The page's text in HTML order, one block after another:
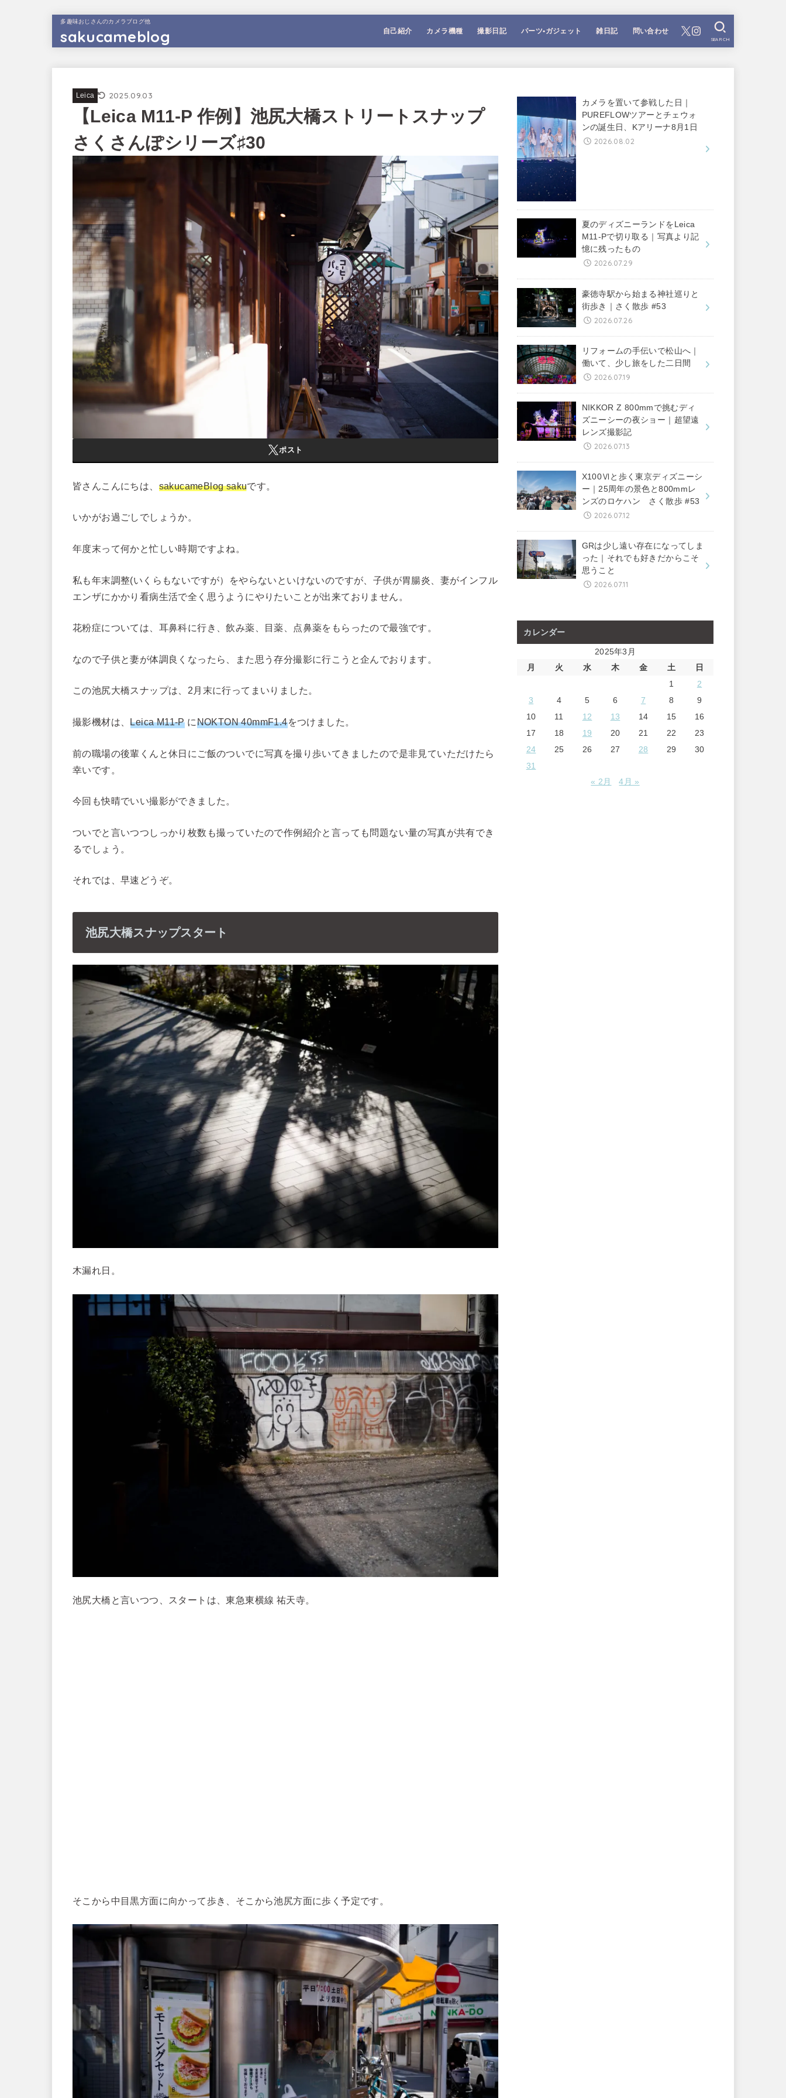
多趣味おじさんのカメラブログ他
sakucameblog 自己紹介 カメラ機種 撮影日記 パーツ•ガジェット 雑日記 問い合わせ
SEARCH
Leica 2025.09.03
【Leica M11-P 作例】池尻大橋ストリートスナップ
さくさんぽシリーズ♯30
ポスト
皆さんこんにちは、 sakucameBlog sakuです。
いかがお過ごしでしょうか。
年度末って何かと忙しい時期ですよね。
私も年末調整(いくらもないですが）をやらないといけないのですが、子供が胃腸炎、妻がインフル
エンザにかかり看病生活で全く思うようにやりたいことが出来ておりません。
花粉症については、耳鼻科に行き、飲み薬、目薬、点鼻薬をもらったので最強です。
なので子供と妻が体調良くなったら、また思う存分撮影に行こうと企んでおります。
この池尻大橋スナップは、2月末に行ってまいりました。
撮影機材は、 Leica M11-PにNOKTON 40mmF1.4をつけました。
前の職場の後輩くんと休日にご飯のついでに写真を撮り歩いてきましたので是非見ていただけたら
幸いです。
今回も快晴でいい撮影ができました。
ついでと言いつつしっかり枚数も撮っていたので作例紹介と言っても問題ない量の写真が共有でき
るでしょう。
それでは、早速どうぞ。
池尻大橋スナップスタート
木漏れ日。
池尻大橋と言いつつ、スタートは、東急東横線 祐天寺。
そこから中目黒方面に向かって歩き、そこから池尻方面に歩く予定です。
カメラを置いて参戦した日｜
PUREFLOWツアーとチェウォ
ンの誕生日、Kアリーナ8月1日
2026.08.02
夏のディズニーランドをLeica
M11-Pで切り取る｜写真より記
憶に残ったもの
2026.07.29
豪徳寺駅から始まる神社巡りと
街歩き｜さく散歩 #53
2026.07.26
リフォームの手伝いで松山へ｜
働いて、少し旅をした二日間
2026.07.19
NIKKOR Z 800mmで挑むディ
ズニーシーの夜ショー｜超望遠
レンズ撮影記
2026.07.13
X100Ⅵと歩く東京ディズニーシ
ー｜25周年の景色と800mmレ
ンズのロケハン さく散歩 #53
2026.07.12
GRは少し遠い存在になってしま
った｜それでも好きだからこそ
思うこと
2026.07.11
カレンダー
2025年3月
月
火 水 木 金 土
日
1
2
3
4 5 6 7 8
9
10
11 12 13 14 15
16
17
18 19 20 21 22
23
24
25 26 27 28 29
30
31
« 2月
4月 »